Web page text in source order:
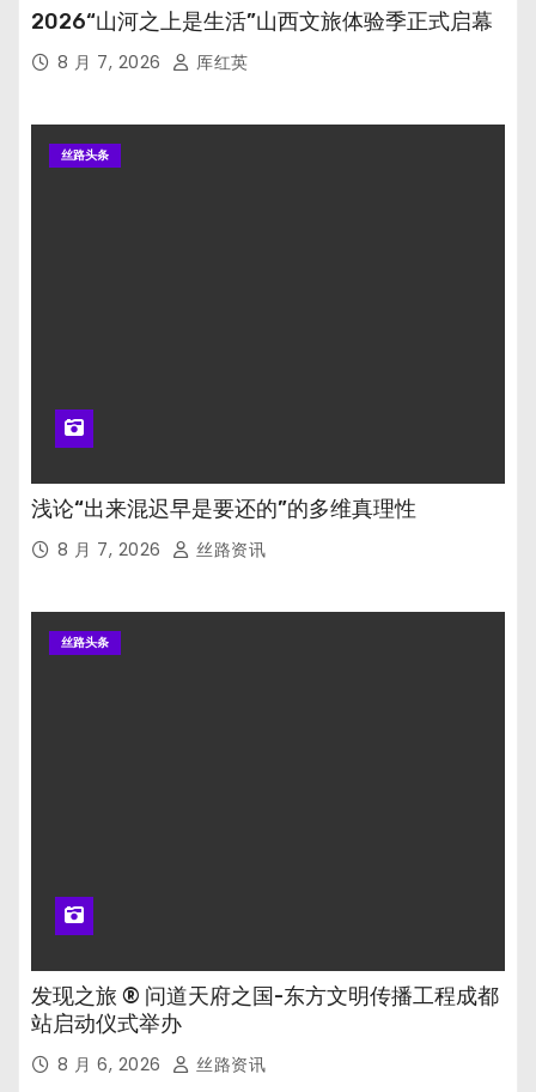
2026“山河之上是生活”山西文旅体验季正式启幕
8 月 7, 2026 厍红英
丝路头条
浅论“出来混迟早是要还的”的多维真理性
8 月 7, 2026 丝路资讯
丝路头条
发现之旅 ® 问道天府之国-东方文明传播工程成都
站启动仪式举办
8 月 6, 2026 丝路资讯